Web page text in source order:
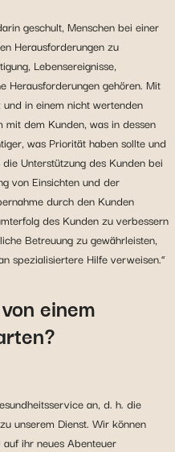
geschult, Menschen bei einer
Herausforderungen zu
Lebensereignisse,
Herausforderungen gehören. Mit
in einem nicht wertenden
dem Kunden, was in dessen
was Priorität haben sollte und
Unterstützung des Kunden bei
von Einsichten und der
durch den Kunden
des Kunden zu verbessern
Betreuung zu gewährleisten,
spezialisiertere Hilfe verweisen.“
einem
an, d. h. die
unserem Dienst. Wir können
ihr neues Abenteuer